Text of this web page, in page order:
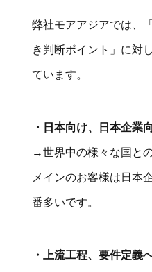
弊社モアアジアでは、
き判断ポイント」に対
ています。
・日本向け、日本企業
→世界中の様々な国と
メインのお客様は日本
番多いです。
・上流工程、要件定義